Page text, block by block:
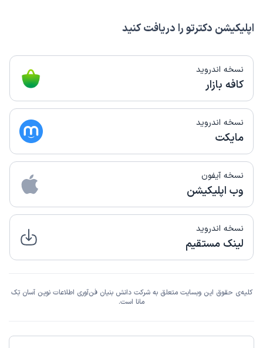
اپلیکیشن دکترتو را دریافت کنید
نسخه اندروید
کافه بازار
نسخه اندروید
مایکت
نسخه آیفون
وب اپلیکیشن
نسخه اندروید
لینک مستقیم
کلیه‌ی حقوق این وبسایت متعلق به شرکت دانش بنیان فن‌آوری اطلاعات نوین آسان تِک
مانا است.